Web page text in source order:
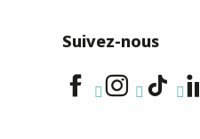
Suivez-nous